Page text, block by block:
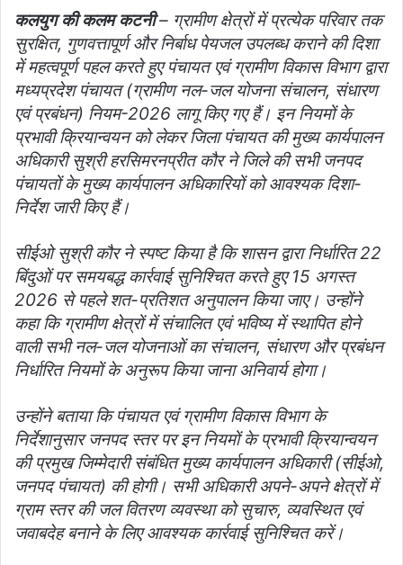
कलयुग की कलम कटनी– ग्रामीण क्षेत्रों में प्रत्येक परिवार तक
सुरक्षित, गुणवत्तापूर्ण और निर्बाध पेयजल उपलब्ध कराने की दिशा
में महत्वपूर्ण पहल करते हुए पंचायत एवं ग्रामीण विकास विभाग द्वारा
मध्यप्रदेश पंचायत (ग्रामीण नल-जल योजना संचालन, संधारण
एवं प्रबंधन) नियम-2026 लागू किए गए हैं। इन नियमों के
प्रभावी क्रियान्वयन को लेकर जिला पंचायत की मुख्य कार्यपालन
अधिकारी सुश्री हरसिमरनप्रीत कौर ने जिले की सभी जनपद
पंचायतों के मुख्य कार्यपालन अधिकारियों को आवश्यक दिशा-
निर्देश जारी किए हैं।
सीईओ सुश्री कौर ने स्पष्ट किया है कि शासन द्वारा निर्धारित 22
बिंदुओं पर समयबद्ध कार्रवाई सुनिश्चित करते हुए 15 अगस्त
2026 से पहले शत-प्रतिशत अनुपालन किया जाए। उन्होंने
कहा कि ग्रामीण क्षेत्रों में संचालित एवं भविष्य में स्थापित होने
वाली सभी नल-जल योजनाओं का संचालन, संधारण और प्रबंधन
निर्धारित नियमों के अनुरूप किया जाना अनिवार्य होगा।
उन्होंने बताया कि पंचायत एवं ग्रामीण विकास विभाग के
निर्देशानुसार जनपद स्तर पर इन नियमों के प्रभावी क्रियान्वयन
की प्रमुख जिम्मेदारी संबंधित मुख्य कार्यपालन अधिकारी (सीईओ,
जनपद पंचायत) की होगी। सभी अधिकारी अपने-अपने क्षेत्रों में
ग्राम स्तर की जल वितरण व्यवस्था को सुचारु, व्यवस्थित एवं
जवाबदेह बनाने के लिए आवश्यक कार्रवाई सुनिश्चित करें।